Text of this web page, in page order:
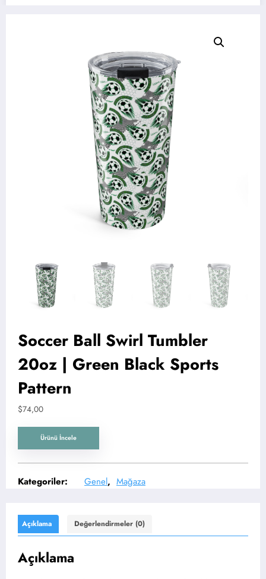
Soccer Ball Swirl Tumbler
20oz | Green Black Sports
Pattern
$74,00
Ürünü İncele
Kategoriler: Genel, Mağaza
Açıklama Değerlendirmeler (0)
Açıklama